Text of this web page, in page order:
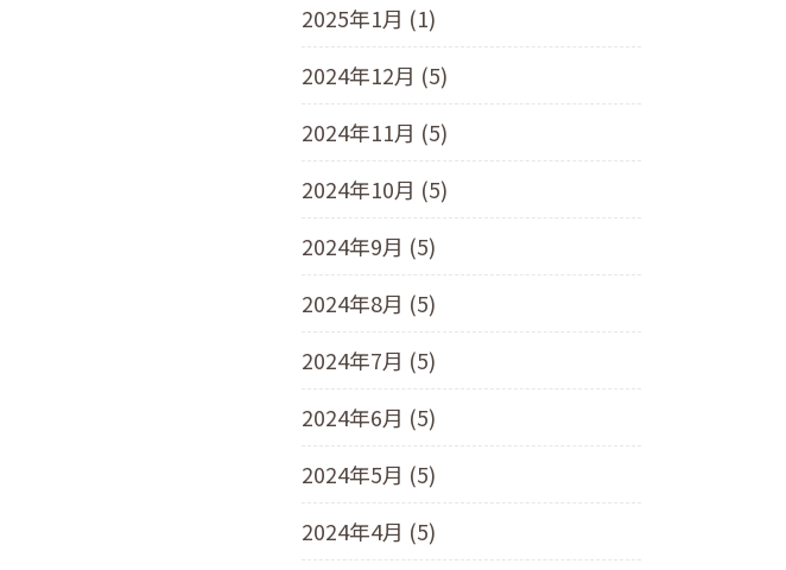
2025年1月 (1)
2024年12月 (5)
2024年11月 (5)
2024年10月 (5)
2024年9月 (5)
2024年8月 (5)
2024年7月 (5)
2024年6月 (5)
2024年5月 (5)
2024年4月 (5)